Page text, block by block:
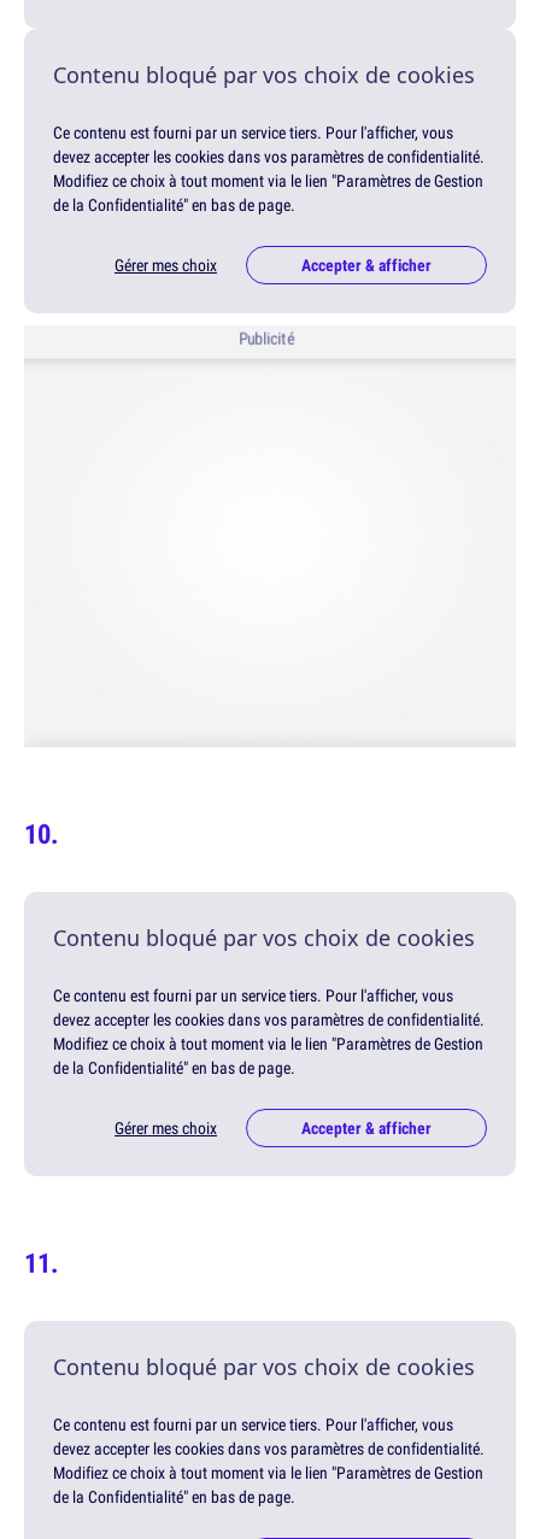
Contenu bloqué par vos choix de cookies
Ce contenu est fourni par un service tiers. Pour l'afficher, vous
devez accepter les cookies dans vos paramètres de confidentialité.
Modifiez ce choix à tout moment via le lien "Paramètres de Gestion
de la Confidentialité" en bas de page.
Gérer mes choix Accepter & afficher
Publicité
Contenu bloqué par vos choix de cookies
Ce contenu est fourni par un service tiers. Pour l'afficher, vous
devez accepter les cookies dans vos paramètres de confidentialité.
Modifiez ce choix à tout moment via le lien "Paramètres de Gestion
de la Confidentialité" en bas de page.
Gérer mes choix Accepter & afficher
Contenu bloqué par vos choix de cookies
Ce contenu est fourni par un service tiers. Pour l'afficher, vous
devez accepter les cookies dans vos paramètres de confidentialité.
Modifiez ce choix à tout moment via le lien "Paramètres de Gestion
de la Confidentialité" en bas de page.